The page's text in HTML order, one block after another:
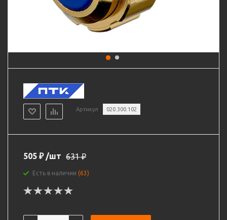
Артикул 020.300.102
505 ₽ /шт 631₽
Есть в наличии (63)